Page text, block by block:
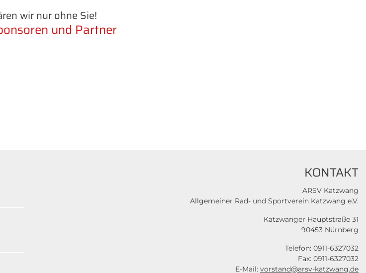
wir nur ohne Sie!
und Partner
KONTAKT
ARSV Katzwang
Allgemeiner Rad- und Sportverein Katzwang e.V.
Katzwanger Hauptstraße 31
90453 Nürnberg
Telefon: 0911-6327032
Fax: 0911-6327032
E-Mail: vorstand@arsv-katzwang.de